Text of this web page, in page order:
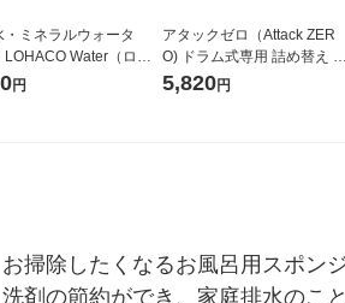
・ミネラルウォータ
LOHACO Water（ロハ
ォーター）2L ラベルレ
円
アタックゼロ（Attack ZER
O) ドラム式専用 詰め替え メ
ガジャンボ 2300g 1セット
（2個入) 洗濯洗剤 花王
5,820円
掃除したくなるお風呂用スポン
剤の節約ができ、家庭排水の